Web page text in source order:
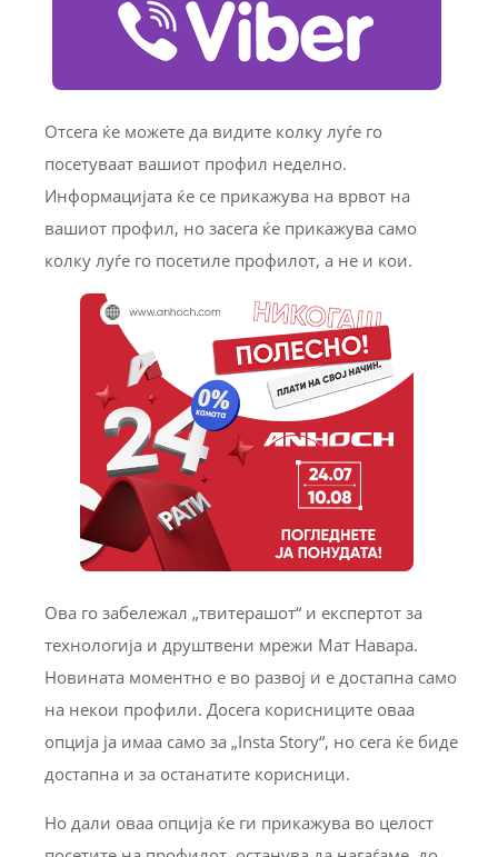
Отсега ќе можете да видите колку луѓе го
посетуваат вашиот профил неделно.
Информацијата ќе се прикажува на врвот на
вашиот профил, но засега ќе прикажува само
колку луѓе го посетиле профилот, а не и кои.
Ова го забележал „твитерашот“ и експертот за
технологија и друштвени мрежи Мат Навара.
Новината моментно е во развој и е достапна само
на некои профили. Досега корисниците оваа
опција ја имаа само за „Insta Story“, но сега ќе биде
достапна и за останатите корисници.
Но дали оваа опција ќе ги прикажува во целост